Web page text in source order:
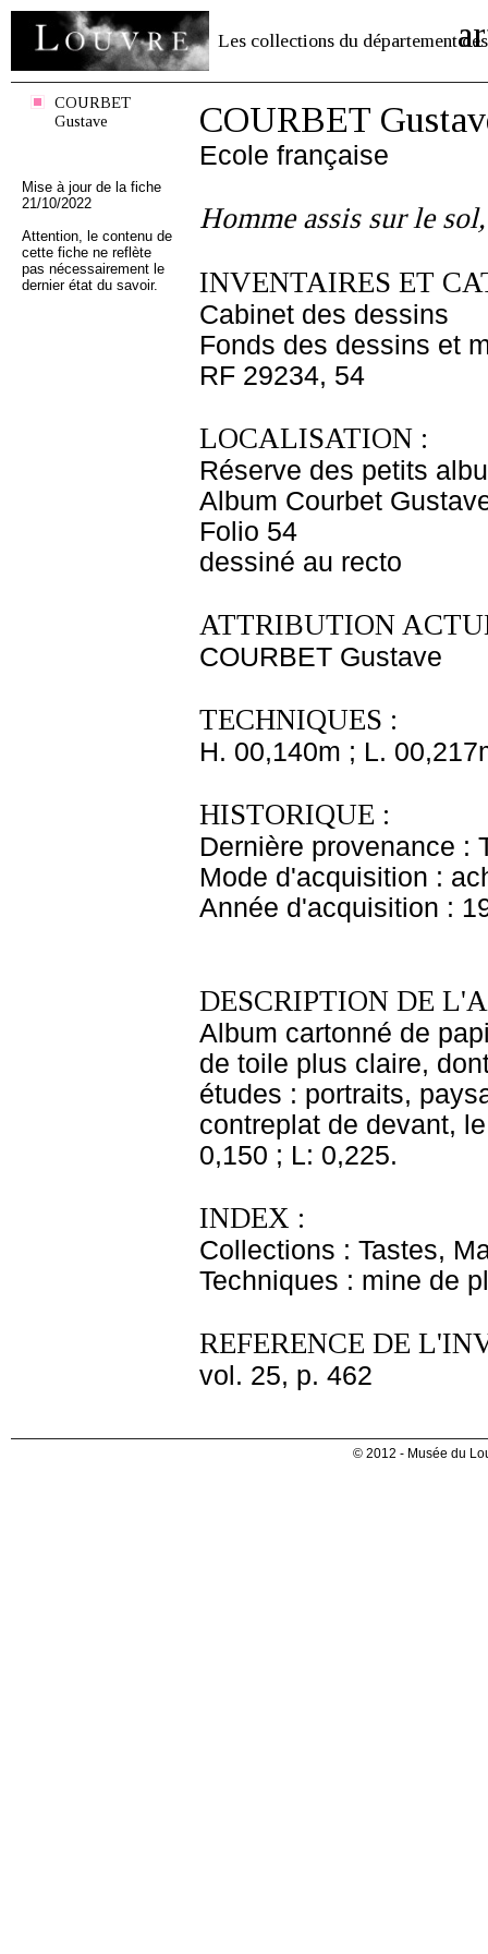
Les collections du département des
COURBET
Gustave
Mise à jour de la fiche
21/10/2022
Attention, le contenu de
cette fiche ne reflète
pas nécessairement le
dernier état du savoir.
COURBET
Ecole française
Homme assis sur le
INVENTAIRES ET
Cabinet des dessins
Fonds des dessins et
RF 29234, 54
LOCALISATION :
Réserve des petits
Album Courbet
Folio 54
dessiné au recto
ATTRIBUTION
COURBET Gustave
TECHNIQUES :
H. 00,140m ; L.
HISTORIQUE :
Dernière provenance :
Mode d'acquisition :
Année d'acquisition :
DESCRIPTION DE
Album cartonné de
de toile plus claire,
études : portraits,
contreplat de devant,
0,150 ; L: 0,225.
INDEX :
Collections : Tastes,
Techniques : mine de
REFERENCE DE
vol. 25, p. 462
© 2012 - Musée du